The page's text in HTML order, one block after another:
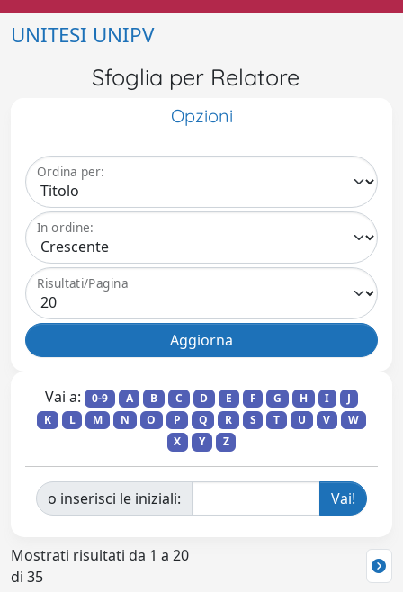
UNITESI UNIPV
Sfoglia per Relatore
Opzioni
Ordina per:
In ordine:
Risultati/Pagina
Vai a: 0-9 A B C D E F G H I
J
K
L M N O P Q R S T U V
W
X
Y Z
o inserisci le iniziali:
Mostrati risultati da 1 a 20
di 35